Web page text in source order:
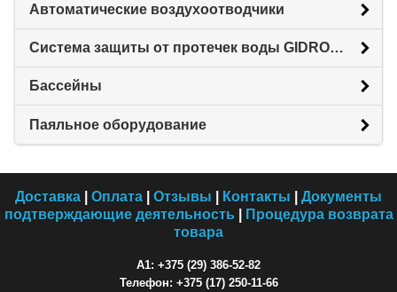
Автоматические воздухоотводчики
Система защиты от протечек воды GIDROLOCK
Бассейны
Паяльное оборудование
Доставка Оплата Отзывы Контакты
Документы
подтверждающие деятельность
Процедура возврата
товара
A1: +375 (29) 386-52-82
Телефон: +375 (17) 250-11-66